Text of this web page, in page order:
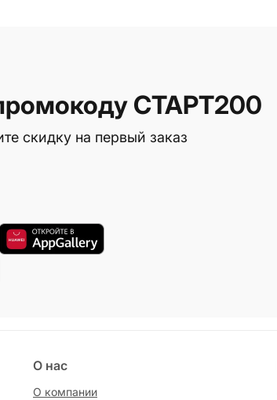
СТАРТ200
скидку на первый заказ
О нас
О компании